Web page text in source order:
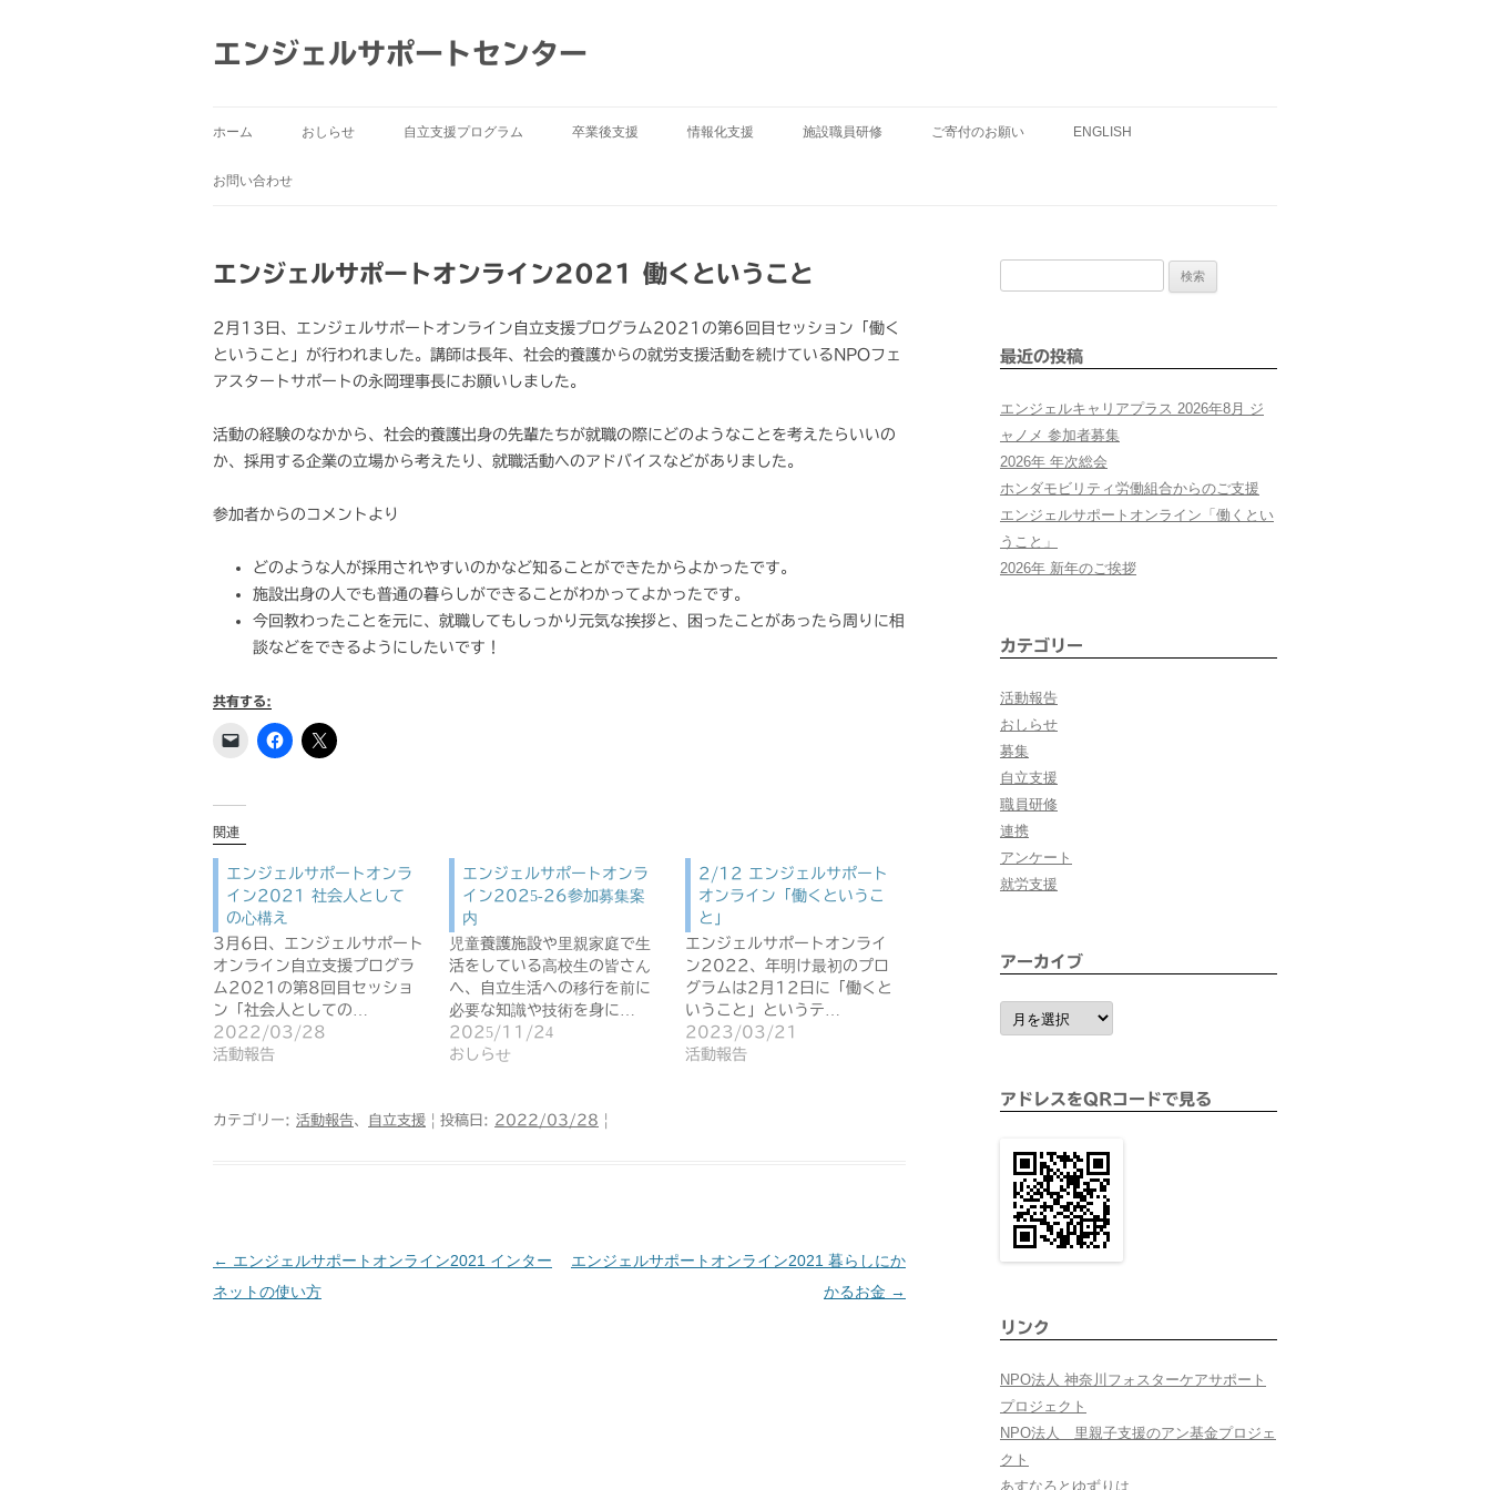
ン
ツ
ッ
エンジェルサポートセンター
ホーム おしらせ 自立支援プログラム 卒業後支援 情報化支援 施設職員研修 ご寄付のお願い ENGLISH
お問い合わせ
エンジェルサポートオンライン2021 働くということ
2月13日、エンジェルサポートオンライン自立支援プログラム2021の第6回目セッション「働く
ということ」が行われました。講師は長年、社会的養護からの就労支援活動を続けているNPOフェ
アスタートサポートの永岡理事長にお願いしました。
活動の経験のなかから、社会的養護出身の先輩たちが就職の際にどのようなことを考えたらいいの
か、採用する企業の立場から考えたり、就職活動へのアドバイスなどがありました。
参加者からのコメントより
どのような人が採用されやすいのかなど知ることができたからよかったです。
施設出身の人でも普通の暮らしができることがわかってよかったです。
今回教わったことを元に、就職してもしっかり元気な挨拶と、困ったことがあったら周りに相
談などをできるようにしたいです！
共有する:
関連
エンジェルサポートオンラ
イン2021 社会人として
の心構え
3月6日、エンジェルサポート
オンライン自立支援プログラ
ム2021の第8回目セッショ
ン「社会人としての…
2022/03/28
活動報告
エンジェルサポートオンラ
イン2025-26参加募集案
内
児童養護施設や里親家庭で生
活をしている高校生の皆さん
へ、自立生活への移行を前に
必要な知識や技術を身に…
2025/11/24
おしらせ
2/12 エンジェルサポート
オンライン「働くというこ
と」
エンジェルサポートオンライ
ン2022、年明け最初のプロ
グラムは2月12日に「働くと
いうこと」というテ…
2023/03/21
活動報告
カテゴリー: 活動報告、 自立支援 | 投稿日: 2022/03/28 |
投
← エンジェルサポートオンライン2021 インター
ネットの使い方
エンジェルサポートオンライン2021 暮らしにか
かるお金 →
最近の投稿
エンジェルキャリアプラス 2026年8月 ジ
ャノメ 参加者募集
2026年 年次総会
ホンダモビリティ労働組合からのご支援
エンジェルサポートオンライン「働くとい
うこと」
2026年 新年のご挨拶
カテゴリー
活動報告
おしらせ
募集
自立支援
職員研修
連携
アンケート
就労支援
アーカイブ
ア
ー
カ
アドレスをQRコードで見る
リンク
NPO法人 神奈川フォスターケアサポート
プロジェクト
NPO法人 里親子支援のアン基金プロジェ
クト
あすなろとゆずりは